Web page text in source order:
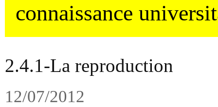
connaissance
2.4.1-La reproduction
12/07/2012